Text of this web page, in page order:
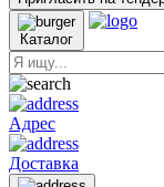
Каталог
Адрес
Доставка